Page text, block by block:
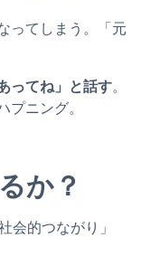
ってしまう。「元
ってね」と話す。
ニング。
か？
的つながり」